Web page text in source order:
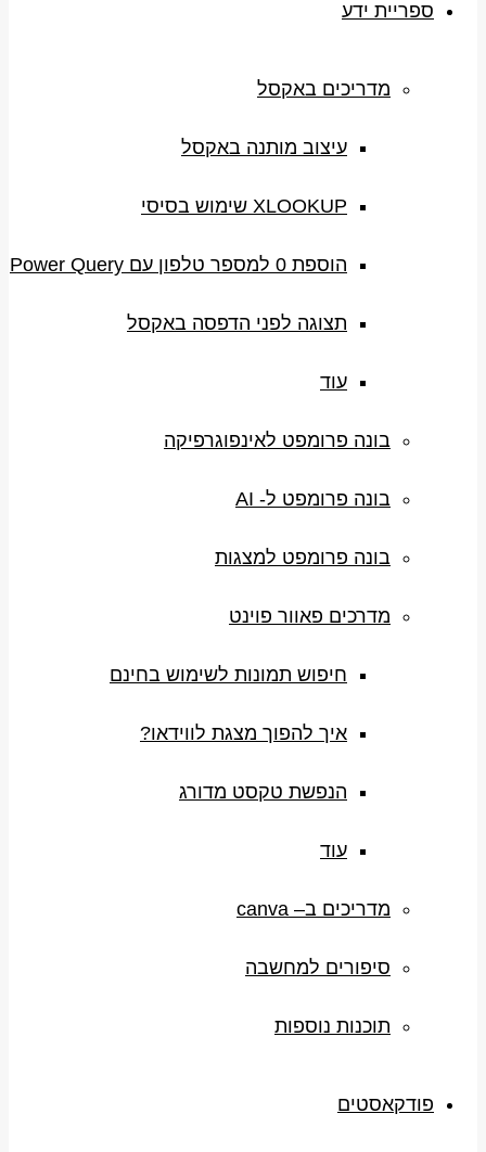
ספריית ידע
מדריכים באקסל
עיצוב מותנה באקסל
XLOOKUP שימוש בסיסי
הוספת 0 למספר טלפון עם Power Query
תצוגה לפני הדפסה באקסל
עוד
בונה פרומפט לאינפוגרפיקה
בונה פרומפט ל- AI
בונה פרומפט למצגות
מדרכים פאוור פוינט
חיפוש תמונות לשימוש בחינם
איך להפוך מצגת לווידאו?
הנפשת טקסט מדורג
עוד
מדריכים ב– canva
סיפורים למחשבה
תוכנות נוספות
פודקאסטים